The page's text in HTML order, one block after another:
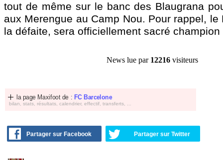
tout de même sur le banc des Blaugrana
aux Merengue au Camp Nou. Pour rappel, le
la défaite, sera officiellement sacré champion
News lue par 12216 visiteurs
la page Maxifoot de : FC Barcelone
bilan, stats, résultats, calendrier, effectif, transferts, ...
Partager sur Facebook Partager sur Twitter